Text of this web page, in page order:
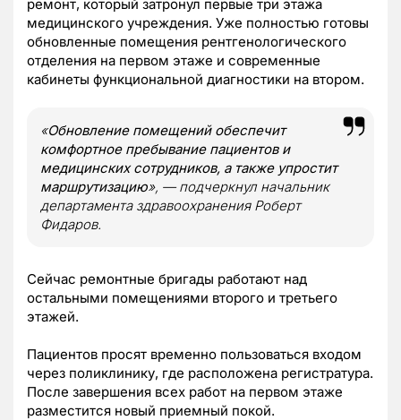
ремонт, который затронул первые три этажа
медицинского учреждения. Уже полностью готовы
обновленные помещения рентгенологического
отделения на первом этаже и современные
кабинеты функциональной диагностики на втором.
«Обновление помещений обеспечит
комфортное пребывание пациентов и
медицинских сотрудников, а также упростит
маршрутизацию», — подчеркнул начальник
департамента здравоохранения Роберт
Фидаров.
Сейчас ремонтные бригады работают над
остальными помещениями второго и третьего
этажей.
Пациентов просят временно пользоваться входом
через поликлинику, где расположена регистратура.
После завершения всех работ на первом этаже
разместится новый приемный покой.